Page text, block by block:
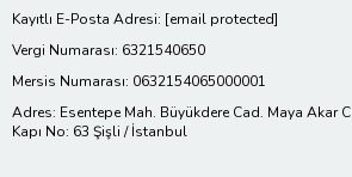
Kayıtlı E-Posta Adresi: [email protected]
Vergi Numarası: 6321540650
Mersis Numarası: 0632154065000001
Adres: Esentepe Mah. Büyükdere Cad. Maya Akar
Kapı No: 63 Şişli / İstanbul